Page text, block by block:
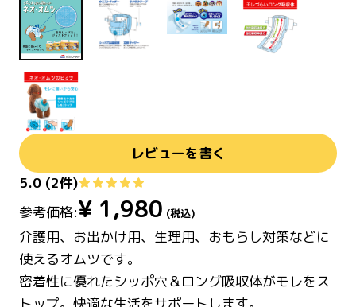
レビューを書く
5.0 (2件)
参考価格:¥ 1,980 (税込)
介護用、お出かけ用、生理用、おもらし対策などに
使えるオムツです。
密着性に優れたシッポ穴＆ロング吸収体がモレをス